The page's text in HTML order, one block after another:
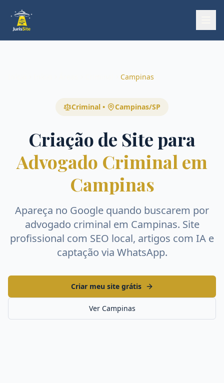
Campinas
Criminal • Campinas/SP
Criação de Site para
Advogado Criminal em
Campinas
Apareça no Google quando buscarem por
advogado criminal em Campinas. Site
profissional com SEO local, artigos com IA e
captação via WhatsApp.
Criar meu site grátis
Ver Campinas